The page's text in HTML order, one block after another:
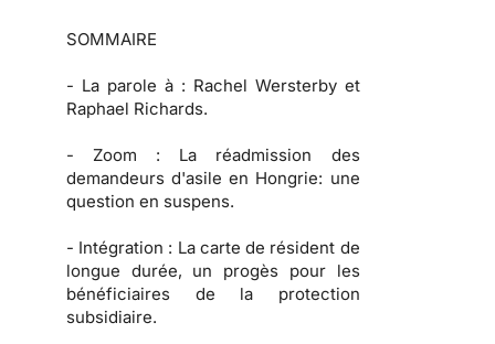
SOMMAIRE
- La parole à : Rachel Wersterby et
Raphael Richards.
-Zoom : La réadmission des
demandeurs d'asile en Hongrie: une
question en suspens.
- Intégration : La carte de résident de
longue durée, un progès pour les
bénéficiaires de la protection
subsidiaire.